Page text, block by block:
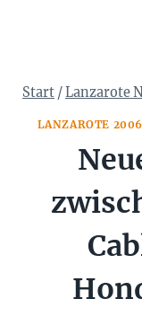
Start /Lanzarote
LANZAROTE